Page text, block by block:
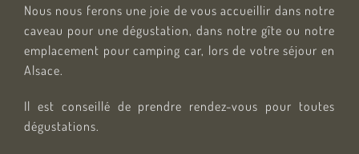
Nous nous ferons une joie de vous accueillir dans notre
caveau pour une dégustation, dans notre gîte ou notre
emplacement pour camping car, lors de votre séjour en
Alsace.
Il est conseillé de prendre rendez-vous pour toutes
dégustations.